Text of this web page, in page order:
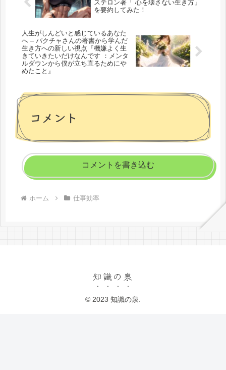
ステロン著「 心を壊さない生き方」
を要約してみた！
人生がしんどいと感じているあなた
へ – パクチャさんの著書から学んだ
生き方への新しい視点『機嫌よく生
きていきたいだけなんです ：メンタ
ルダウンから僕が立ち直るためにや
めたこと』
コメント
コメントを書き込む
ホーム 仕事効率
知識の泉
© 2023 知識の泉.